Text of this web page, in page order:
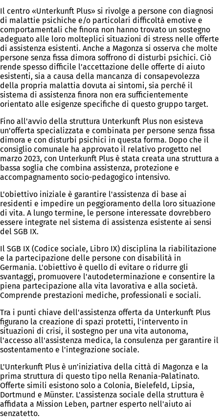
Il centro «Unterkunft Plus» si rivolge a persone con diagnosi
di malattie psichiche e/o particolari difficoltà emotive e
comportamentali che finora non hanno trovato un sostegno
adeguato alle loro molteplici situazioni di stress nelle offerte
di assistenza esistenti. Anche a Magonza si osserva che molte
persone senza fissa dimora soffrono di disturbi psichici. Ciò
rende spesso difficile l’accettazione delle offerte di aiuto
esistenti, sia a causa della mancanza di consapevolezza
della propria malattia dovuta ai sintomi, sia perché il
sistema di assistenza finora non era sufficientemente
orientato alle esigenze specifiche di questo gruppo target.
Fino all'avvio della struttura Unterkunft Plus non esisteva
un'offerta specializzata e combinata per persone senza fissa
dimora e con disturbi psichici in questa forma. Dopo che il
consiglio comunale ha approvato il relativo progetto nel
marzo 2023, con Unterkunft Plus è stata creata una struttura a
bassa soglia che combina assistenza, protezione e
accompagnamento socio-pedagogico intensivo.
L'obiettivo iniziale è garantire l'assistenza di base ai
residenti e impedire un peggioramento della loro situazione
di vita. A lungo termine, le persone interessate dovrebbero
essere integrate nel sistema di assistenza esistente ai sensi
del SGB IX.
Il SGB IX (Codice sociale, Libro IX) disciplina la riabilitazione
e la partecipazione delle persone con disabilità in
Germania. L'obiettivo è quello di evitare o ridurre gli
svantaggi, promuovere l'autodeterminazione e consentire la
piena partecipazione alla vita lavorativa e alla società.
Comprende prestazioni mediche, professionali e sociali.
Tra i punti chiave dell'assistenza offerta da Unterkunft Plus
figurano la creazione di spazi protetti, l'intervento in
situazioni di crisi, il sostegno per una vita autonoma,
l'accesso all'assistenza medica, la consulenza per garantire il
sostentamento e l'integrazione sociale.
L'Unterkunft Plus è un'iniziativa della città di Magonza e la
prima struttura di questo tipo nella Renania-Palatinato.
Offerte simili esistono solo a Colonia, Bielefeld, Lipsia,
Dortmund e Münster. L'assistenza sociale della struttura è
affidata a Mission Leben, partner esperto nell'aiuto ai
senzatetto.